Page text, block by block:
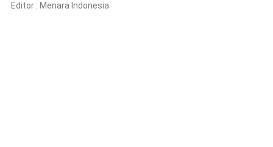
Editor : Menara Indonesia